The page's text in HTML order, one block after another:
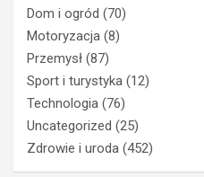
Dom i ogród (70)
Motoryzacja (8)
Przemysł (87)
Sport i turystyka (12)
Technologia (76)
Uncategorized (25)
Zdrowie i uroda (452)